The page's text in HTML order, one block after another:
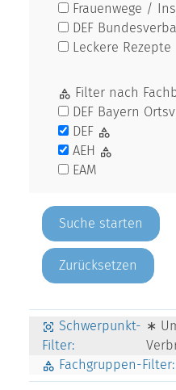
Frauenwege /
DEF
Leckere Rezepte
Filter nach
DEF Bayern
DEF
AEH
EAM
Zurücksetzen
Schwerpunkt-
Filter:
∗
Fachgruppen-Filter: